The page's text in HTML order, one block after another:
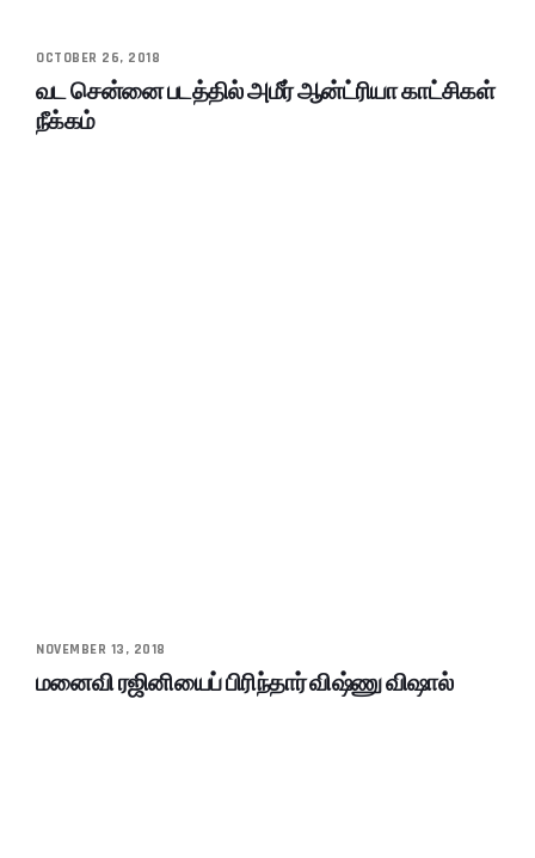
OCTOBER 26, 2018
வட சென்னை படத்தில் அமீர் ஆன்ட்ரியா காட்சிகள்
நீக்கம்
NOVEMBER 13, 2018
மனைவி ரஜினியைப் பிரிந்தார் விஷ்ணு விஷால்